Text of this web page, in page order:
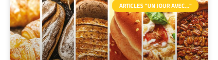
ARTICLES "UN JOUR AVEC…"